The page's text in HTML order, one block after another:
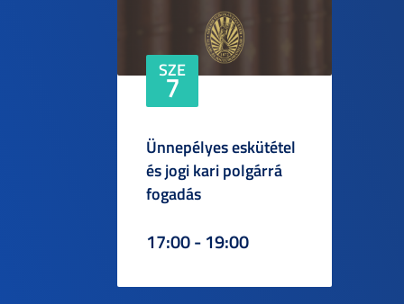
SZE
7
Ünnepélyes eskütétel
és jogi kari polgárrá
fogadás
17:00 - 19:00